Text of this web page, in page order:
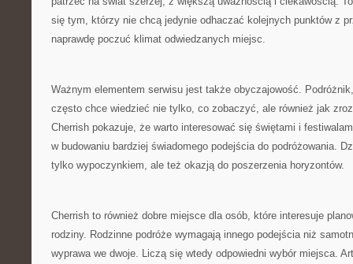
się tym, którzy nie chcą jedynie odhaczać kolejnych punktów z
naprawdę poczuć klimat odwiedzanych miejsc.
Ważnym elementem serwisu jest także obyczajowość.
często chce wiedzieć nie tylko, co zobaczyć, ale również jak
Cherrish pokazuje, że warto interesować się świętami i
w budowaniu bardziej świadomego podejścia do podróżowania.
tylko wypoczynkiem, ale też okazją do poszerzenia horyzontów.
Cherrish to również dobre miejsce dla osób, które interesuje
rodziny. Rodzinne podróże wymagają innego podejścia niż
wyprawa we dwoje. Liczą się wtedy odpowiedni wybór miejsca.